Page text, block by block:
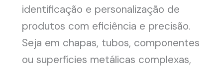
identificação e personalização de
produtos com eficiência e precisão.
Seja em chapas, tubos, componentes
ou superfícies metálicas complexas,